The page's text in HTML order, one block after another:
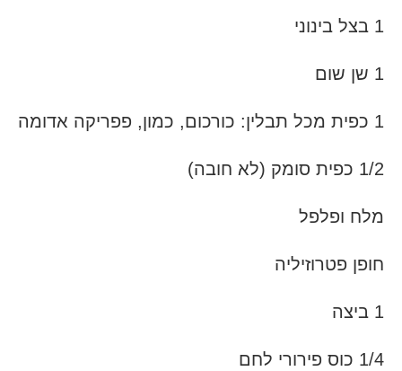
1 בצל בינוני
1 שן שום
1 כפית מכל תבלין: כורכום, כמון, פפריקה אדומה
1/2 כפית סומק (לא חובה)
מלח ופלפל
חופן פטרוזיליה
1 ביצה
1/4 כוס פירורי לחם